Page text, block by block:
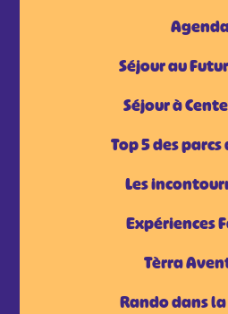
Séjour au
Séjour à
Top 5 des
Les
Expériences
Tèrra
Rando dans